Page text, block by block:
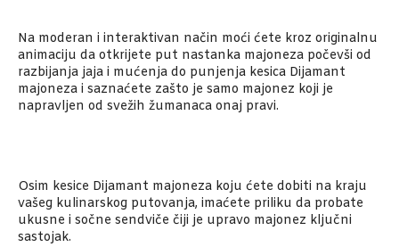
Na moderan i interaktivan način moći ćete kroz originalnu
animaciju da otkrijete put nastanka majoneza počevši od
razbijanja jaja i mućenja do punjenja kesica Dijamant
majoneza i saznaćete zašto je samo majonez koji je
napravljen od svežih žumanaca onaj pravi.
Osim kesice Dijamant majoneza koju ćete dobiti na kraju
vašeg kulinarskog putovanja, imaćete priliku da probate
ukusne i sočne sendviče čiji je upravo majonez ključni
sastojak.